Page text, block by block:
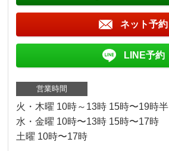
ネット予約
LINE予約
営業時間
火・木曜 10時～13時 15時〜19時半
水・金曜 10時〜13時 15時〜17時
土曜 10時〜17時